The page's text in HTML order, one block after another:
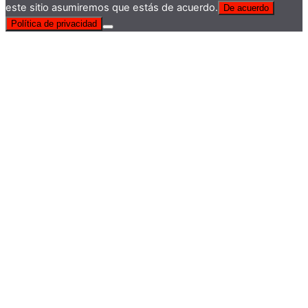
este sitio asumiremos que estás de acuerdo.
De acuerdo
Política de privacidad